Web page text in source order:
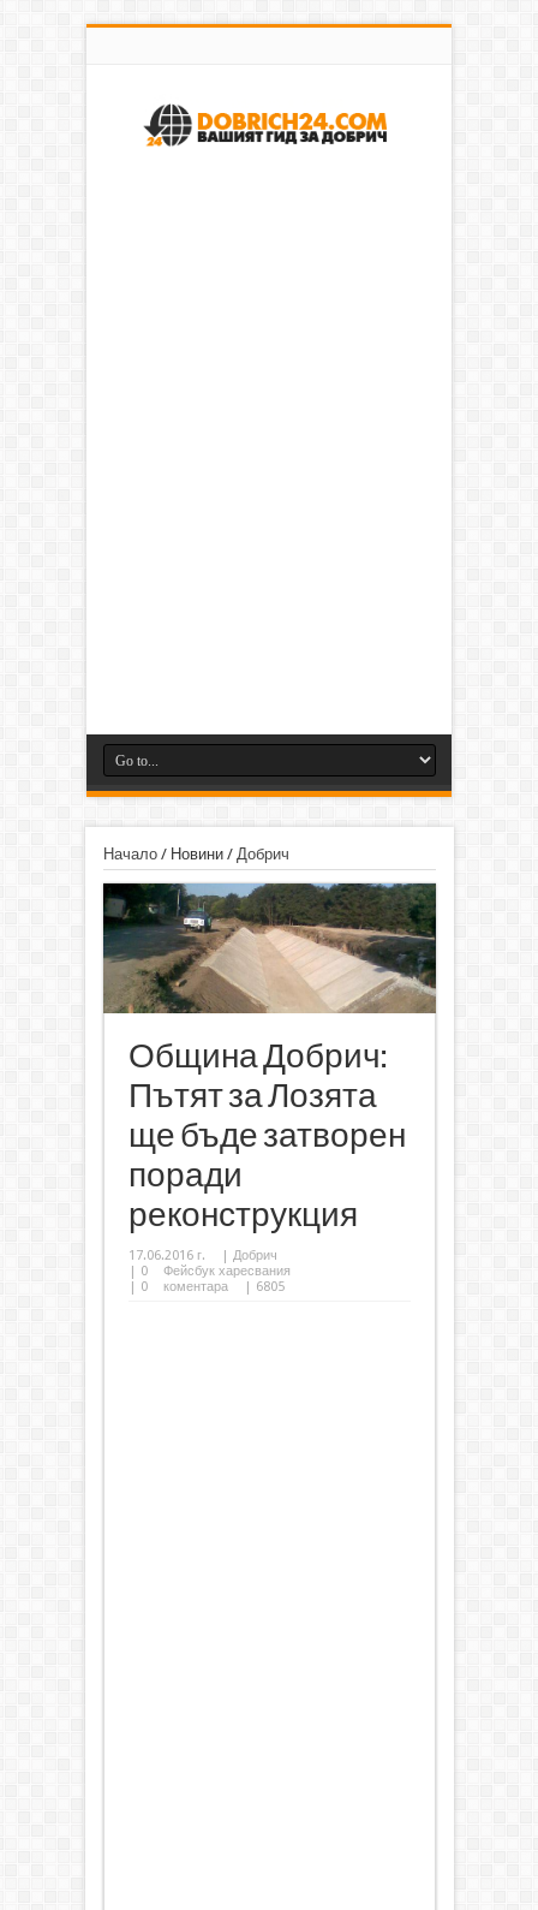
Начало/ Новини/ Добрич
Община Добрич:
Пътят за Лозята
ще бъде затворен
поради
реконструкция
17.06.2016 г.
Добрич
0
Фейсбук харесвания
0 коментара | 6805